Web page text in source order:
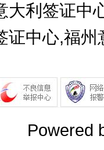
大利签证中
证中心,福
Powered